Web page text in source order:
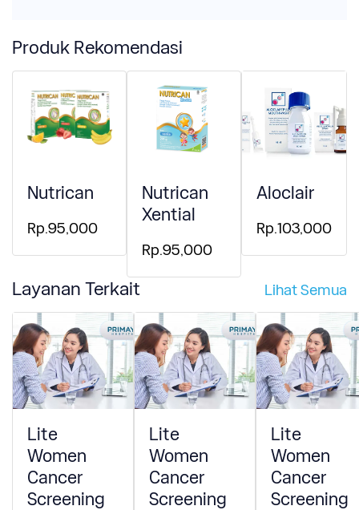
Produk Rekomendasi
Nutrican
Rp.95,000
Nutrican
Xential
Rp.95,000
Aloclair
Rp.103,000
Layanan Terkait Lihat Semua
Lite
Women
Cancer
Screening
Lite
Women
Cancer
Screening
Lite
Women
Cancer
Screening